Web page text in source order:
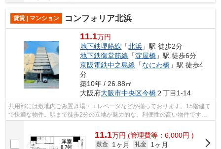
賃貸 | マンション コンフォリア北浜
11.1万円
地下鉄堺筋線 「北浜 」駅 徒歩2分
地下鉄御堂筋線 「淀屋橋 」駅 徒歩6分
京阪電鉄中之島線 「なにわ橋 」駅 徒歩4
分
築10年 / 26.88㎡
大阪府大阪市中央区今橋２丁目1-14
共用部には敷地内ごみ置き場・エレベータなどが揃っております。15階建て
で快適な物件。駅まで徒歩2分の立地が魅力的な、利便性の高い物件です。
11.1万円 (管理費等：6,000円 )
敷金 1ヶ月 礼金
1ヶ月